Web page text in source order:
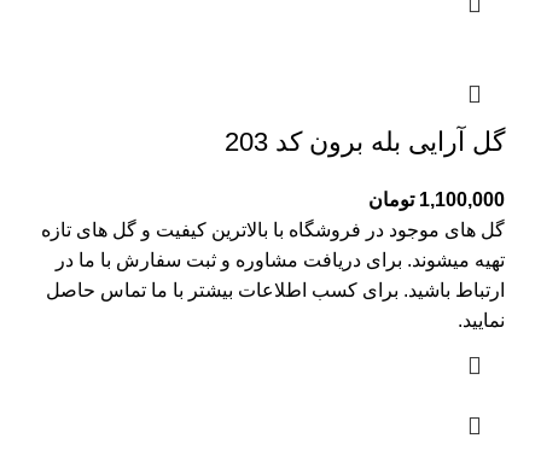
گل آرایی بله برون کد 203
1,100,000 تومان
گل های موجود در فروشگاه با بالاترین کیفیت و گل های تازه
تهیه میشوند. برای دریافت مشاوره و ثبت سفارش با ما در
ارتباط باشید. برای کسب اطلاعات بیشتر با ما تماس حاصل
نمایید.